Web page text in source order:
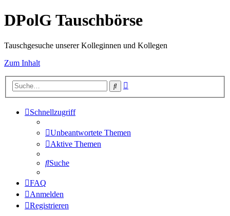
DPolG Tauschbörse
Tauschgesuche unserer Kolleginnen und Kollegen
Zum Inhalt
Suche
Schnellzugriff
Unbeantwortete Themen
Aktive Themen
Suche
FAQ
Anmelden
Registrieren